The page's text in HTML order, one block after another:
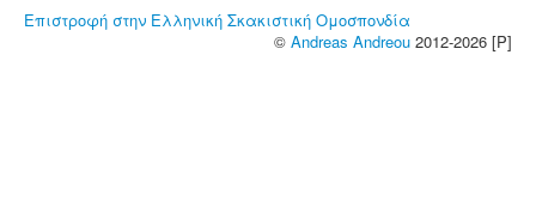
Επιστροφή στην Ελληνική Σκακιστική Ομοσπονδία
© Andreas Andreou 2012-2026 [P]